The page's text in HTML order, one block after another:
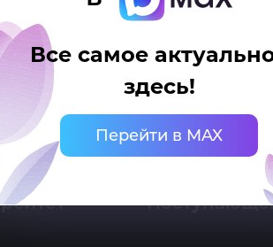
Все самое
здесь!
Перейти в MAX
Мансийск, ул. Чехова, 16
тел.: +7 (3467) 377-000